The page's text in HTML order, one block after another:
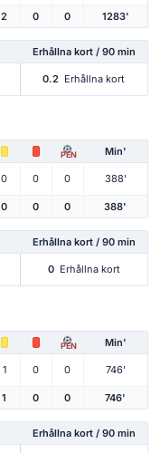
2 0 0 1283'
Erhållna kort / 90 min
0.2 Erhållna kort
PEN
Min'
0 0 0 388'
0 0 0 388'
Erhållna kort / 90 min
0 Erhållna kort
PEN Min'
1 0 0 746'
1 0 0 746'
Erhållna kort / 90 min